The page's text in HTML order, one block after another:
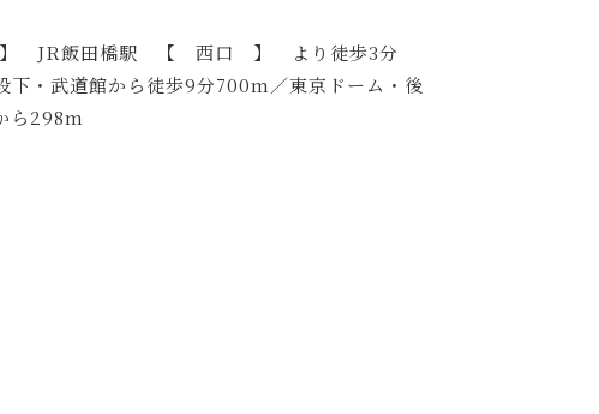
JR飯田橋駅 【 西口 】 より徒歩3分
・武道館から徒歩9分700m／東京ドーム・後
ら298m